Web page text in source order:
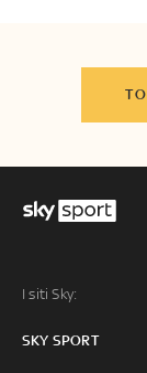
I siti Sky:
SKY SPORT